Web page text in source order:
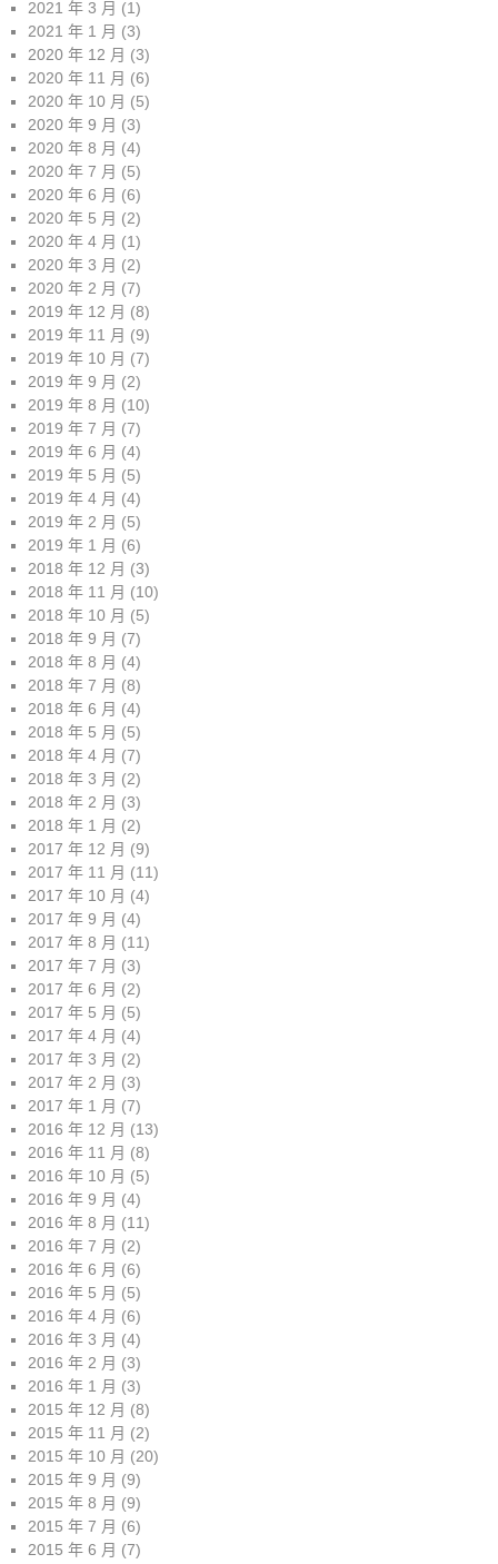
2021 年 3 月 (1)
2021 年 1 月 (3)
2020 年 12 月 (3)
2020 年 11 月 (6)
2020 年 10 月 (5)
2020 年 9 月 (3)
2020 年 8 月 (4)
2020 年 7 月 (5)
2020 年 6 月 (6)
2020 年 5 月 (2)
2020 年 4 月 (1)
2020 年 3 月 (2)
2020 年 2 月 (7)
2019 年 12 月 (8)
2019 年 11 月 (9)
2019 年 10 月 (7)
2019 年 9 月 (2)
2019 年 8 月 (10)
2019 年 7 月 (7)
2019 年 6 月 (4)
2019 年 5 月 (5)
2019 年 4 月 (4)
2019 年 2 月 (5)
2019 年 1 月 (6)
2018 年 12 月 (3)
2018 年 11 月 (10)
2018 年 10 月 (5)
2018 年 9 月 (7)
2018 年 8 月 (4)
2018 年 7 月 (8)
2018 年 6 月 (4)
2018 年 5 月 (5)
2018 年 4 月 (7)
2018 年 3 月 (2)
2018 年 2 月 (3)
2018 年 1 月 (2)
2017 年 12 月 (9)
2017 年 11 月 (11)
2017 年 10 月 (4)
2017 年 9 月 (4)
2017 年 8 月 (11)
2017 年 7 月 (3)
2017 年 6 月 (2)
2017 年 5 月 (5)
2017 年 4 月 (4)
2017 年 3 月 (2)
2017 年 2 月 (3)
2017 年 1 月 (7)
2016 年 12 月 (13)
2016 年 11 月 (8)
2016 年 10 月 (5)
2016 年 9 月 (4)
2016 年 8 月 (11)
2016 年 7 月 (2)
2016 年 6 月 (6)
2016 年 5 月 (5)
2016 年 4 月 (6)
2016 年 3 月 (4)
2016 年 2 月 (3)
2016 年 1 月 (3)
2015 年 12 月 (8)
2015 年 11 月 (2)
2015 年 10 月 (20)
2015 年 9 月 (9)
2015 年 8 月 (9)
2015 年 7 月 (6)
2015 年 6 月 (7)